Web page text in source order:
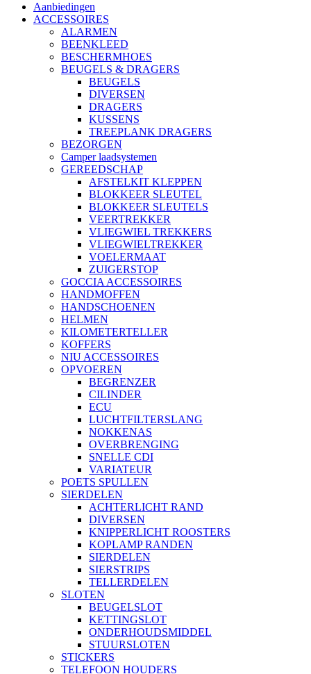
Aanbiedingen
ACCESSOIRES
ALARMEN
BEENKLEED
BESCHERMHOES
BEUGELS & DRAGERS
BEUGELS
DIVERSEN
DRAGERS
KUSSENS
TREEPLANK DRAGERS
BEZORGEN
Camper laadsystemen
GEREEDSCHAP
AFSTELKIT KLEPPEN
BLOKKEER SLEUTEL
BLOKKEER SLEUTELS
VEERTREKKER
VLIEGWIEL TREKKERS
VLIEGWIELTREKKER
VOELERMAAT
ZUIGERSTOP
GOCCIA ACCESSOIRES
HANDMOFFEN
HANDSCHOENEN
HELMEN
KILOMETERTELLER
KOFFERS
NIU ACCESSOIRES
OPVOEREN
BEGRENZER
CILINDER
ECU
LUCHTFILTERSLANG
NOKKENAS
OVERBRENGING
SNELLE CDI
VARIATEUR
POETS SPULLEN
SIERDELEN
ACHTERLICHT RAND
DIVERSEN
KNIPPERLICHT ROOSTERS
KOPLAMP RANDEN
SIERDELEN
SIERSTRIPS
TELLERDELEN
SLOTEN
BEUGELSLOT
KETTINGSLOT
ONDERHOUDSMIDDEL
STUURSLOTEN
STICKERS
TELEFOON HOUDERS